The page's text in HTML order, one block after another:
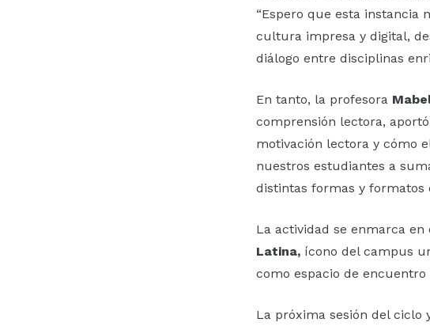
“Espero que esta instancia
cultura impresa y digital,
diálogo entre disciplinas
En tanto, la profesora
comprensión lectora,
motivación lectora y cómo
nuestros estudiantes a
distintas formas y formatos
La actividad se enmarca en
Latina, ícono del campus
como espacio de
La próxima sesión del ciclo